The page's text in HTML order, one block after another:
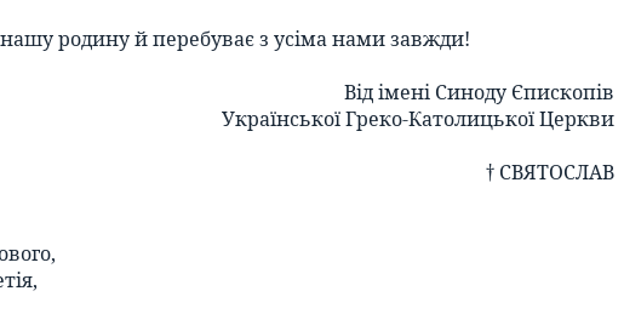
родину й перебуває з усіма нами завжди!
Від імені Синоду Єпископів
Української Греко-Католицької Церкви
† СВЯТОСЛАВ